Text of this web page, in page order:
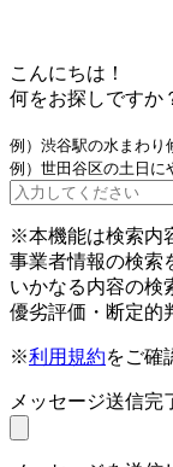
こんにちは！
何をお探しですか
例）渋谷駅の水まわり
例）世田谷区の土日に
※本機能は検索内
事業者情報の検索
いかなる内容の検
優劣評価・断定的
※利用規約をご確
メッセージ送信完